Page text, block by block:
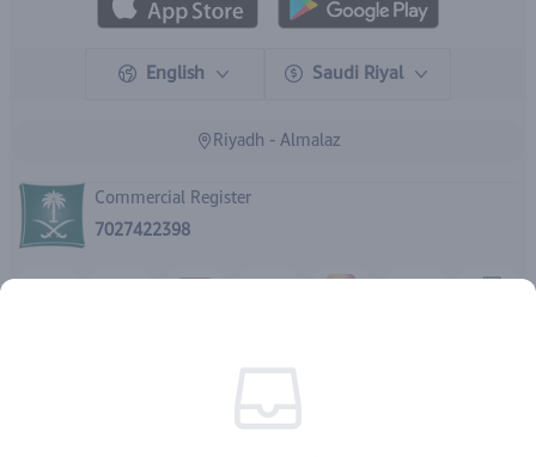
English Saudi Riyal
Riyadh - Almalaz
Commercial Register
7027422398
Rights reserved | 2026IBrand Pharmacy
4031259883